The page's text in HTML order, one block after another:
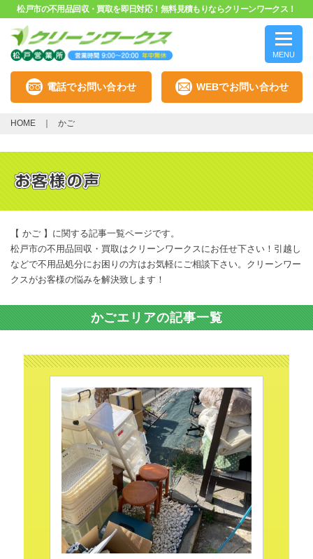
松戸市の不用品回収・買取を即日対応！無料見積もりならクリーンワークス！
MENU
電話でお問い合わせ WEBでお問い合わせ
HOME かご
【 かご 】に関する記事一覧ページです。
松戸市の不用品回収・買取はクリーンワークスにお任せ下さい！引越し
などで不用品処分にお困りの方はお気軽にご相談下さい。クリーンワー
クスがお客様の悩みを解決致します！
かごエリアの記事一覧